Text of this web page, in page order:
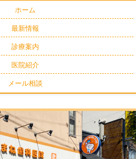
ホーム
最新情報
診療案内
医院紹介
メール相談